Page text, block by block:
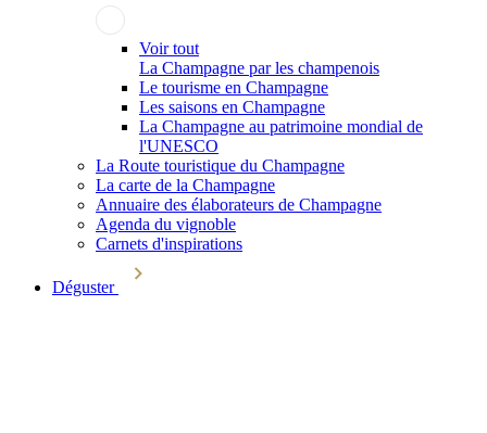
Voir tout
La Champagne par les champenois
Le tourisme en Champagne
Les saisons en Champagne
La Champagne au patrimoine mondial de
l'UNESCO
La Route touristique du Champagne
La carte de la Champagne
Annuaire des élaborateurs de Champagne
Agenda du vignoble
Carnets d'inspirations
Déguster